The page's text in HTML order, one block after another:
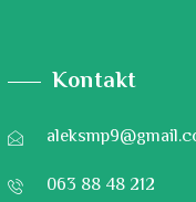
Kontakt
063 88 48 212